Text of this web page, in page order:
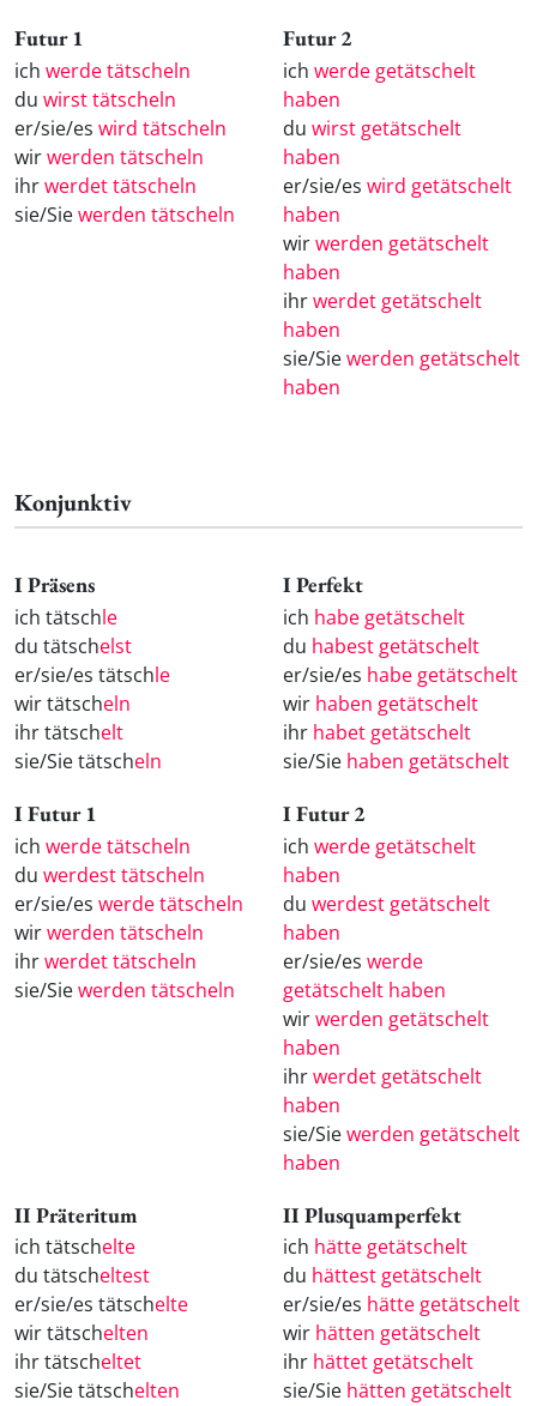
Futur 1
ich werde tätscheln
du wirst tätscheln
er/sie/es wird tätscheln
wirwerden tätscheln
ihrwerdet tätscheln
sie/Siewerden tätscheln
Futur 2
ich werde getätschelt
haben
du wirst getätschelt
haben
er/sie/es wird getätschelt
haben
wirwerden getätschelt
haben
ihrwerdet getätschelt
haben
sie/Siewerden getätschelt
haben
Konjunktiv
I Präsens
ich tätschle
du tätschelst
er/sie/es tätschle
wir tätscheln
ihr tätschelt
sie/Sie tätscheln
I Perfekt
ich habe getätschelt
du habest getätschelt
er/sie/es habe getätschelt
wir haben getätschelt
ihr habet getätschelt
sie/Sie haben getätschelt
I Futur 1
ich werde tätscheln
du werdest tätscheln
er/sie/es werde tätscheln
wirwerden tätscheln
ihrwerdet tätscheln
sie/Siewerden tätscheln
I Futur 2
ich werde getätschelt
haben
du werdest getätschelt
haben
er/sie/es werde
getätschelt haben
wirwerden getätschelt
haben
ihrwerdet getätschelt
haben
sie/Siewerden getätschelt
haben
II Präteritum
ich tätschelte
du tätscheltest
er/sie/es tätschelte
wir tätschelten
ihr tätscheltet
sie/Sie tätschelten
II Plusquamperfekt
ich hätte getätschelt
du hättest getätschelt
er/sie/es hätte getätschelt
wir hätten getätschelt
ihr hättet getätschelt
sie/Sie hätten getätschelt